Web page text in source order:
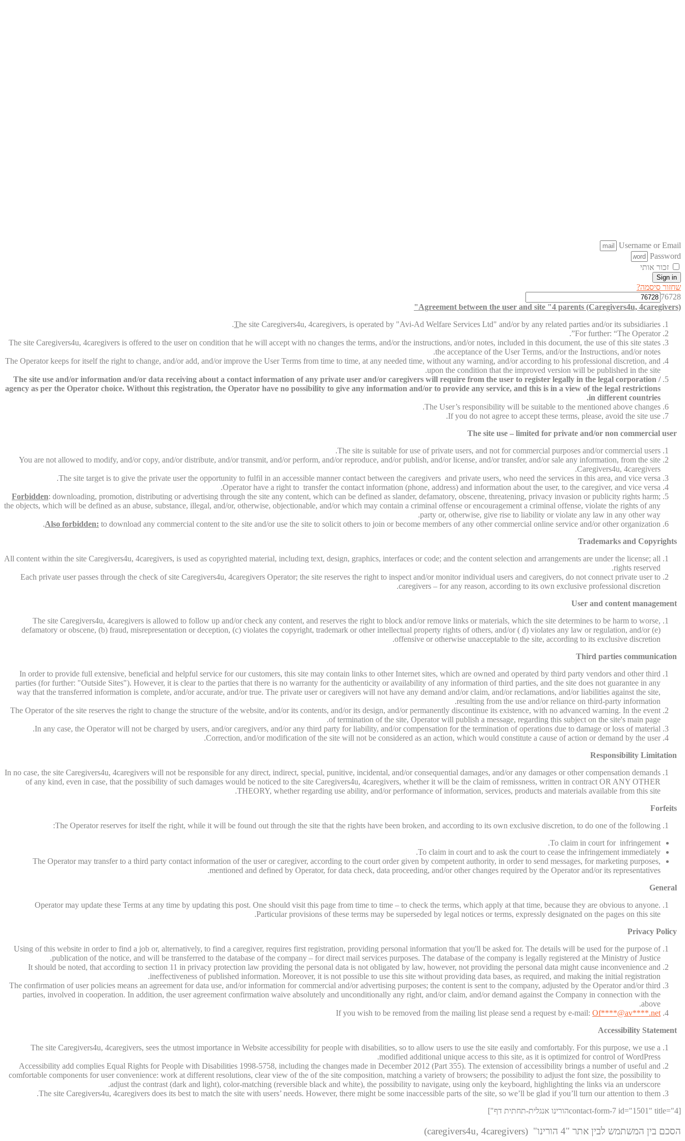
Username or Email
Password
זכור אותי
Sign in
שחזור סיסמה?
76728
Agreement between the user and site "4 parents (Caregivers4u, 4caregivers)"
The site Caregivers4u, 4caregivers, is operated by "Avi-Ad Welfare Services Ltd" and/or by any related parties and/or its subsidiaries.
For further: “The Operator”.
The site Caregivers4u, 4caregivers is offered to the user on condition that he will accept with no changes the terms, and/or the instructions, and/or notes, included in this document, the use of this site states
the acceptance of the User Terms, and/or the Instructions, and/or notes.
The Operator keeps for itself the right to change, and/or add, and/or improve the User Terms from time to time, at any needed time, without any warning, and/or according to his professional discretion, and
upon the condition that the improved version will be published in the site.
The site use and/or information and/or data receiving about a contact information of any private user and/or caregivers will require from the user to register legally in the legal corporation /
agency as per the Operator choice. Without this registration, the Operator have no possibility to give any information and/or to provide any service, and this is in a view of the legal restrictions
in different countries.
The User’s responsibility will be suitable to the mentioned above changes.
If you do not agree to accept these terms, please, avoid the site use.
The site use – limited for private and/or non commercial user
The site is suitable for use of private users, and not for commercial purposes and/or commercial users.
You are not allowed to modify, and/or copy, and/or distribute, and/or transmit, and/or perform, and/or reproduce, and/or publish, and/or license, and/or transfer, and/or sale any information, from the site
Caregivers4u, 4caregivers.
The site target is to give the private user the opportunity to fulfil in an accessible manner contact between the caregivers and private users, who need the services in this area, and vice versa.
Operator have a right to transfer the contact information (phone, address) and information about the user, to the caregiver, and vice versa.
Forbidden: downloading, promotion, distributing or advertising through the site any content, which can be defined as slander, defamatory, obscene, threatening, privacy invasion or publicity rights harm;
the objects, which will be defined as an abuse, substance, illegal, and/or, otherwise, objectionable, and/or which may contain a criminal offense or encouragement a criminal offense, violate the rights of any
party or, otherwise, give rise to liability or violate any law in any other way.
Also forbidden: to download any commercial content to the site and/or use the site to solicit others to join or become members of any other commercial online service and/or other organization.
Trademarks and Copyrights
All content within the site Caregivers4u, 4caregivers, is used as copyrighted material, including text, design, graphics, interfaces or code; and the content selection and arrangements are under the license; all
rights reserved.
Each private user passes through the check of site Caregivers4u, 4caregivers Operator; the site reserves the right to inspect and/or monitor individual users and caregivers, do not connect private user to
caregivers – for any reason, according to its own exclusive professional discretion.
User and content management
The site Caregivers4u, 4caregivers is allowed to follow up and/or check any content, and reserves the right to block and/or remove links or materials, which the site determines to be harm to worse,
defamatory or obscene, (b) fraud, misrepresentation or deception, (c) violates the copyright, trademark or other intellectual property rights of others, and/or ( d) violates any law or regulation, and/or (e)
offensive or otherwise unacceptable to the site, according to its exclusive discretion.
Third parties communication
In order to provide full extensive, beneficial and helpful service for our customers, this site may contain links to other Internet sites, which are owned and operated by third party vendors and other third
parties (for further: "Outside Sites"). However, it is clear to the parties that there is no warranty for the authenticity or availability of any information of third parties, and the site does not guarantee in any
way that the transferred information is complete, and/or accurate, and/or true. The private user or caregivers will not have any demand and/or claim, and/or reclamations, and/or liabilities against the site,
resulting from the use and/or reliance on third-party information.
The Operator of the site reserves the right to change the structure of the website, and/or its contents, and/or its design, and/or permanently discontinue its existence, with no advanced warning. In the event
of termination of the site, Operator will publish a message, regarding this subject on the site's main page.
In any case, the Operator will not be charged by users, and/or caregivers, and/or any third party for liability, and/or compensation for the termination of operations due to damage or loss of material.
Correction, and/or modification of the site will not be considered as an action, which would constitute a cause of action or demand by the user.
Responsibility Limitation
In no case, the site Caregivers4u, 4caregivers will not be responsible for any direct, indirect, special, punitive, incidental, and/or consequential damages, and/or any damages or other compensation demands
of any kind, even in case, that the possibility of such damages would be noticed to the site Caregivers4u, 4caregivers, whether it will be the claim of remissness, written in contract OR ANY OTHER
THEORY, whether regarding use ability, and/or performance of information, services, products and materials available from this site.
Forfeits
The Operator reserves for itself the right, while it will be found out through the site that the rights have been broken, and according to its own exclusive discretion, to do one of the following:
To claim in court for infringement.
To claim in court and to ask the court to cease the infringement immediately.
The Operator may transfer to a third party contact information of the user or caregiver, according to the court order given by competent authority, in order to send messages, for marketing purposes,
mentioned and defined by Operator, for data check, data proceeding, and/or other changes required by the Operator and/or its representatives.
General
Operator may update these Terms at any time by updating this post. One should visit this page from time to time – to check the terms, which apply at that time, because they are obvious to anyone.
Particular provisions of these terms may be superseded by legal notices or terms, expressly designated on the pages on this site.
Privacy Policy
Using of this website in order to find a job or, alternatively, to find a caregiver, requires first registration, providing personal information that you'll be asked for. The details will be used for the purpose of
publication of the notice, and will be transferred to the database of the company – for direct mail services purposes. The database of the company is legally registered at the Ministry of Justice.
It should be noted, that according to section 11 in privacy protection law providing the personal data is not obligated by law, however, not providing the personal data might cause inconvenience and
ineffectiveness of published information. Moreover, it is not possible to use this site without providing data bases, as required, and making the initial registration.
The confirmation of user policies means an agreement for data use, and/or information for commercial and/or advertising purposes; the content is sent to the company, adjusted by the Operator and/or third
parties, involved in cooperation. In addition, the user agreement confirmation waive absolutely and unconditionally any right, and/or claim, and/or demand against the Company in connection with the
above.
If you wish to be removed from the mailing list please send a request by e-mail: Of****@av****.net
Accessibility Statement
The site Caregivers4u, 4caregivers, sees the utmost importance in Website accessibility for people with disabilities, so to allow users to use the site easily and comfortably. For this purpose, we use a
modified additional unique access to this site, as it is optimized for control of WordPress.
Accessibility add complies Equal Rights for People with Disabilities 1998-5758, including the changes made in December 2012 (Part 355). The extension of accessibility brings a number of useful and
comfortable components for user convenience: work at different resolutions, clear view of the of the site composition, matching a variety of browsers; the possibility to adjust the font size, the possibility to
adjust the contrast (dark and light), color-matching (reversible black and white), the possibility to navigate, using only the keyboard, highlighting the links via an underscore.
The site Caregivers4u, 4caregivers does its best to match the site with users’ needs. However, there might be some inaccessible parts of the site, so we’ll be glad if you’ll turn our attention to them.
[contact-form-7 id="1501" title="4הורינו אנגלית-תחתית דף"]
הסכם בין המשתמש לבין אתר "4 הורינו" (caregivers4u, 4caregivers)